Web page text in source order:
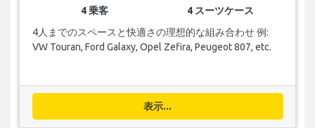
4 乗客
4 スーツケース
4人までのスペースと快適さの理想的な組み合わせ 例:
VW Touran, Ford Galaxy, Opel Zefira, Peugeot 807, etc.
表示...